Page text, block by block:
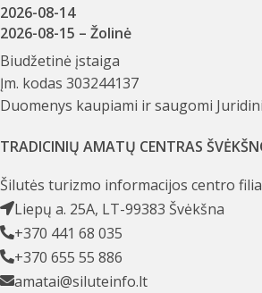
2026-08-14
2026-08-15 – Žolinė
Biudžetinė įstaiga
Įm. kodas 303244137
Duomenys kaupiami ir saugomi
TRADICINIŲ AMATŲ CENTRAS
Šilutės turizmo informacijos centro
Liepų a. 25A, LT-99383 Švėkšna
+370 441 68 035
+370 655 55 886
amatai@siluteinfo.lt